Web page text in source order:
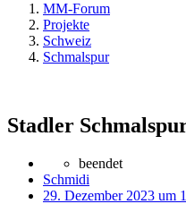
MM-Forum
Projekte
Schweiz
Schmalspur
Stadler
beendet
Schmidi
29. Dezember 2023 um